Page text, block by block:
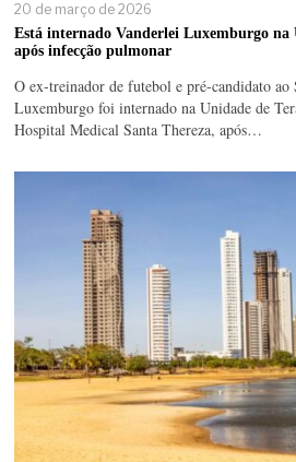
20 de março de 2026
Está internado Vanderlei Luxemburgo na
após infecção pulmonar
O ex-treinador de futebol e pré-candidato ao
Luxemburgo foi internado na Unidade de
Hospital Medical Santa Thereza, após…